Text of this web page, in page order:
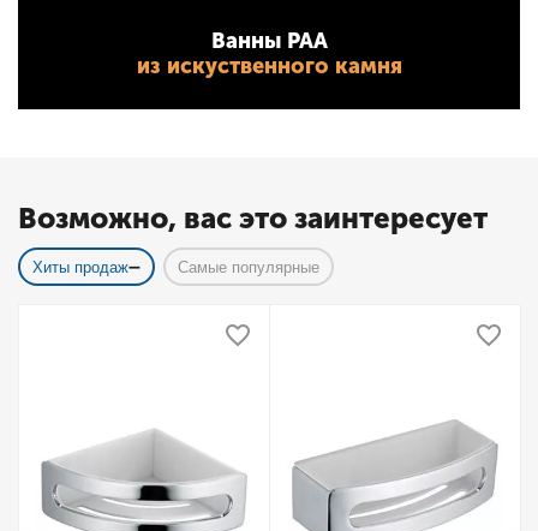
Ванны PAA
из искуственного камня
Возможно, вас это заинтересует
Хиты продаж Самые популярные